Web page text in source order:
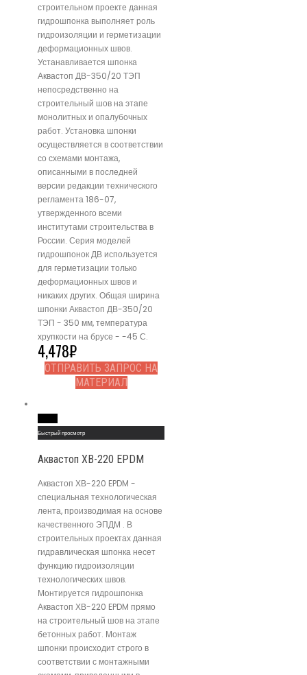
строительном проекте данная
гидрошпонка выполняет роль
гидроизоляции и герметизации
деформационных швов.
Устанавливается шпонка
Аквастоп ДВ-350/20 ТЭП
непосредственно на
строительный шов на этапе
монолитных и опалубочных
работ. Установка шпонки
осуществляется в соответствии
со схемами монтажа,
описанными в последней
версии редакции технического
регламента 186-07,
утвержденного всеми
институтами строительства в
России. Серия моделей
гидрошпонок ДВ используется
для герметизации только
деформационных швов и
никаких других. Общая ширина
шпонки Аквастоп ДВ-350/20
ТЭП - 350 мм, температура
хрупкости на брусе - -45 С.
4,478₽
ОТПРАВИТЬ ЗАПРОС НА
МАТЕРИАЛ
Быстрый просмотр
Аквастоп ХВ-220 EPDM
Аквастоп ХВ-220 EPDM -
специальная технологическая
лента, производимая на основе
качественного ЭПДМ . В
строительных проектах данная
гидравлическая шпонка несет
функцию гидроизоляции
технологических швов.
Монтируется гидрошпонка
Аквастоп ХВ-220 EPDM прямо
на строительный шов на этапе
бетонных работ. Монтаж
шпонки происходит строго в
соответствии с монтажными